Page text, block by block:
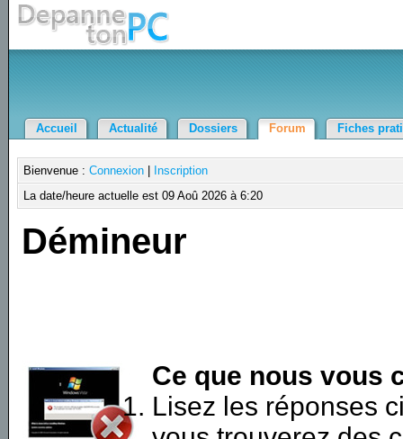
Accueil Actualité Dossiers Forum Fiches
Bienvenue :Connexion
Inscription
La date/heure actuelle est 09 Aoû 2026 à 6:20
Démineur
Ce que nous vous
Lisez les réponses